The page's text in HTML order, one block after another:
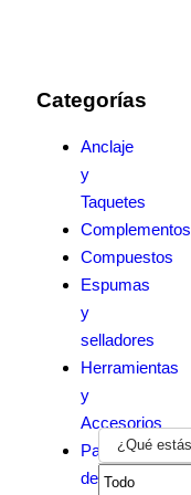
Categorías
Anclaje
y
Taquetes
Complementos
Compuestos
Espumas
y
selladores
Herramientas
y
Accesorios
Paneles
de